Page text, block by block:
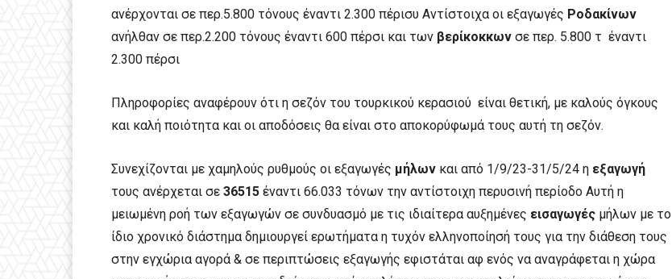
ανέρχονται σε περ.5.800 τόνους έναντι 2.300 πέρισυ Αντίστοιχα οι εξαγωγές Ροδακίνων
ανήλθαν σε περ.2.200 τόνους έναντι 600 πέρσι και των βερίκοκκων σε περ. 5.800 τ έναντι
2.300 πέρσι
Πληροφορίες αναφέρουν ότι η σεζόν του τουρκικού κερασιού είναι θετική, με καλούς όγκους
και καλή ποιότητα και οι αποδόσεις θα είναι στο αποκορύφωμά τους αυτή τη σεζόν.
Συνεχίζονται με χαμηλούς ρυθμούς οι εξαγωγές μήλων και από 1/9/23-31/5/24 η εξαγωγή
τους ανέρχεται σε 36515 έναντι 66.033 τόνων την αντίστοιχη περυσινή περίοδο Αυτή η
μειωμένη ροή των εξαγωγών σε συνδυασμό με τις ιδιαίτερα αυξημένες εισαγωγές μήλων με το
ίδιο χρονικό διάστημα δημιουργεί ερωτήματα η τυχόν ελληνοποίησή τους για την διάθεση τους
στην εγχώρια αγορά & σε περιπτώσεις εξαγωγής εφιστάται αφ ενός να αναγράφεται η χώρα